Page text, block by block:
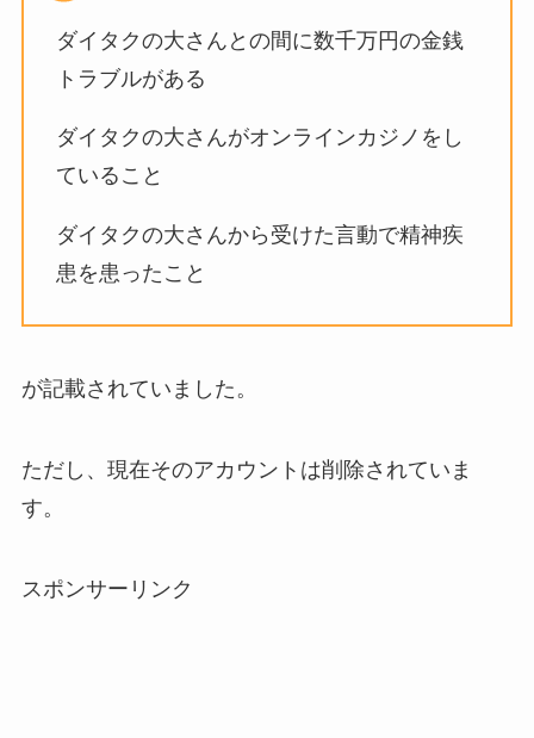
ダイタクの大さんとの間に数千万円の金銭
トラブルがある
ダイタクの大さんがオンラインカジノをし
ていること
ダイタクの大さんから受けた言動で精神疾
患を患ったこと
が記載されていました。
ただし、現在そのアカウントは削除されていま
す。
スポンサーリンク